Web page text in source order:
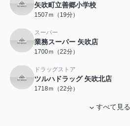
矢吹町立善郷小学校
1507ｍ（19分）
スーパー
業務スーパー 矢吹店
1700ｍ（22分）
ドラッグストア
ツルハドラッグ 矢吹北店
1718ｍ（22分）
すべて見る